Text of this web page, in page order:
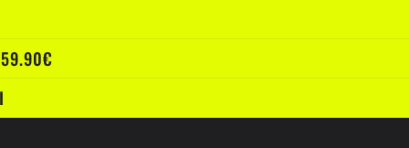
59.90€